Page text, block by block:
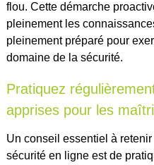
flou. Cette démarche
pleinement les
pleinement préparé pour
domaine de la sécurité.
Pratiquez
apprises pour les
Un conseil essentiel à
sécurité en ligne est de